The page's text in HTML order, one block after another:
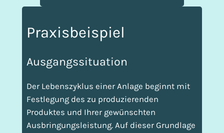
Praxisbeispiel
Ausgangssituation
Der Lebenszyklus einer Anlage beginnt mit
Festlegung des zu produzierenden
Produktes und Ihrer gewünschten
Ausbringungsleistung. Auf dieser Grundlage